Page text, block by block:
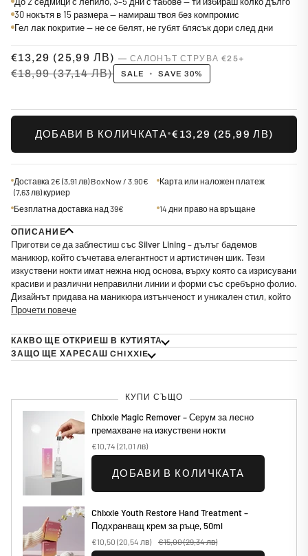
30 нокътя в 15 размера — намираш твоя без компромис
Гел лак покритие — не се белят, не губят блясък дори след дни
€13,29 (25,99 ЛВ)
€18,99(37,14 ЛВ) SALE • SAVE 30%
ДОБАВИ В КОЛИЧКАТА•€13,29 (25,99 ЛВ)
Доставка 2€ (3,91 лв)BoxNow / 3.90€
(7,63 лв)куриер
Карта или наложен платеж
Безплатна доставка над 39€ 14 дни право на връщане
ОПИСАНИЕ
Приготви се да заблестиш със Silver Lining– дълъг бадемов
маникюр, който съчетава елегантност и артистичен шик. Тези
изкуствени нокти имат нежна нюд основа, върху която са изрисувани
красиви и различни неправилни линии и форми със сребърно фолио.
Дизайнът придава на маникюра изтънченост и уникален стил, който
Прочети повече
КАКВО ЩЕ ОТКРИЕШ В КУТИЯТА
ЗАЩО ЩЕ ХАРЕСАШ CHIXXIE
КУПИ СЪЩО
Chixxie Magic Remover – Серум за лесно
премахване на изкуствени нокти
€10,74 (21,01 лв)
ДОБАВИ В КОЛИЧКАТА
Chixxie Youth Restore Hand Treatment –
Подхранващ крем за ръце, 50ml
€10,50 (20,54 лв) €15,00(29,34 лв)